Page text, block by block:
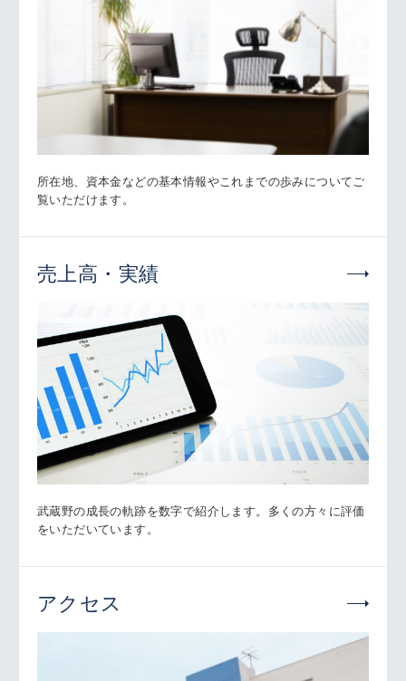
所在地、資本金などの基本情報やこれまでの歩みについてご
覧いただけます。
売上高・実績
武蔵野の成長の軌跡を数字で紹介します。多くの方々に評価
をいただいています。
アクセス